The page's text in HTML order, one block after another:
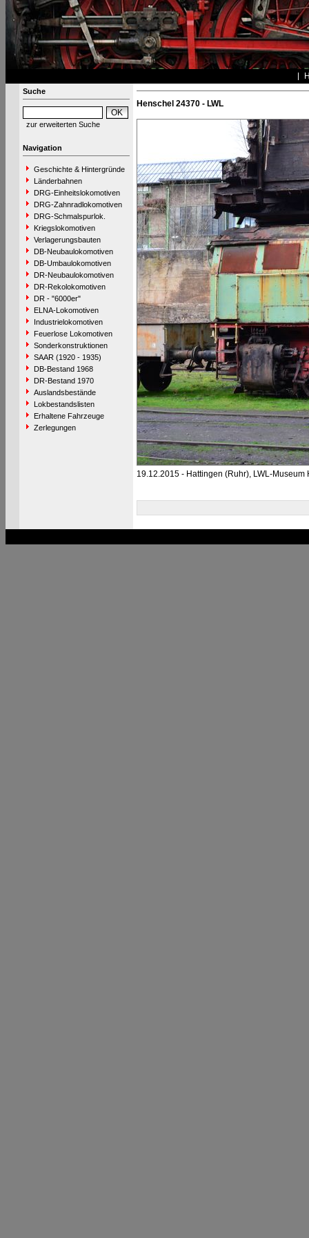
Suche
zur erweiterten Suche
Navigation
Geschichte & Hintergründe
Länderbahnen
DRG-Einheitslokomotiven
DRG-Zahnradlokomotiven
DRG-Schmalspurlok.
Kriegslokomotiven
Verlagerungsbauten
DB-Neubaulokomotiven
DB-Umbaulokomotiven
DR-Neubaulokomotiven
DR-Rekolokomotiven
DR - "6000er"
ELNA-Lokomotiven
Industrielokomotiven
Feuerlose Lokomotiven
Sonderkonstruktionen
SAAR (1920 - 1935)
DB-Bestand 1968
DR-Bestand 1970
Auslandsbestände
Lokbestandslisten
Erhaltene Fahrzeuge
Zerlegungen
Henschel 24370 - LWL
19.12.2015 - Hattingen (Ruhr), LWL-Museum